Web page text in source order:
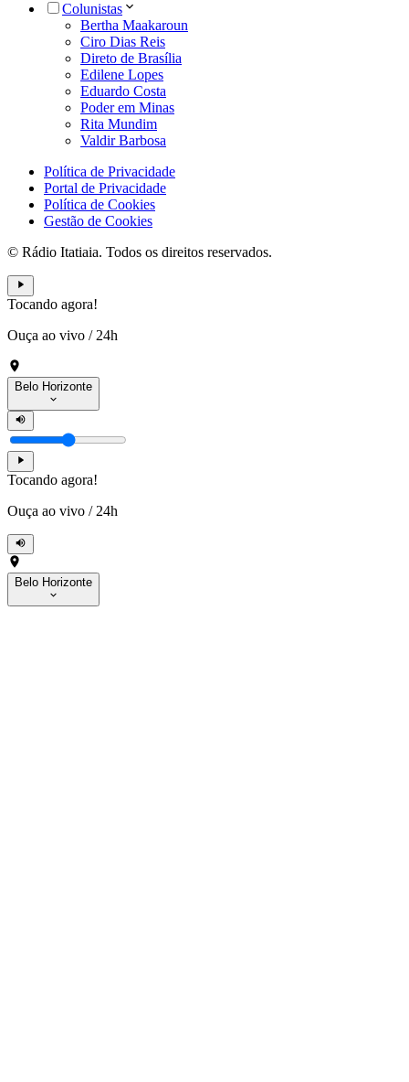
Colunistas
Bertha Maakaroun
Ciro Dias Reis
Direto de Brasília
Edilene Lopes
Eduardo Costa
Poder em Minas
Rita Mundim
Valdir Barbosa
Política de Privacidade
Portal de Privacidade
Política de Cookies
Gestão de Cookies
© Rádio Itatiaia. Todos os direitos reservados.
Tocando agora!
Ouça ao vivo / 24h
Belo Horizonte
Tocando agora!
Ouça ao vivo / 24h
Belo Horizonte